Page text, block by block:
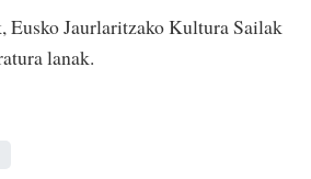
Eusko Jaurlaritzako Kultura Sailak
lanak.